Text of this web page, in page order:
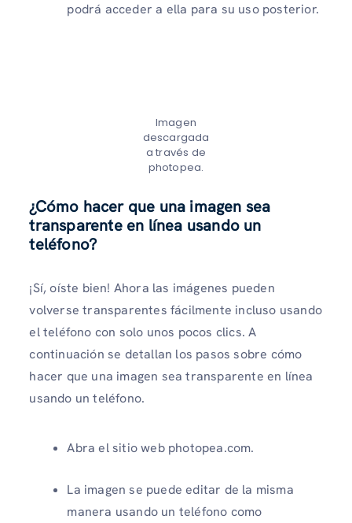
podrá acceder a ella para su uso posterior.
Imagen
descargada
a través de
photopea.
¿Cómo hacer que una imagen sea
transparente en línea usando un
teléfono?
¡Sí, oíste bien! Ahora las imágenes pueden
volverse transparentes fácilmente incluso usando
el teléfono con solo unos pocos clics. A
continuación se detallan los pasos sobre cómo
hacer que una imagen sea transparente en línea
usando un teléfono.
Abra el sitio web photopea.com.
La imagen se puede editar de la misma
manera usando un teléfono como